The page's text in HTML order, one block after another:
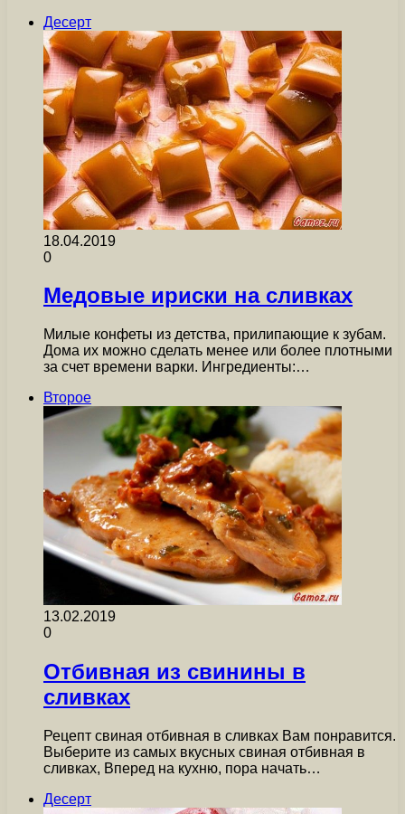
Десерт
18.04.2019
0
Медовые ириски на сливках
Милые конфеты из детства, прилипающие к зубам.
Дома их можно сделать менее или более плотными
за счет времени варки. Ингредиенты:…
Второе
13.02.2019
0
Отбивная из свинины в
сливках
Рецепт свиная отбивная в сливках Вам понравится.
Выберите из самых вкусных свиная отбивная в
сливках, Вперед на кухню, пора начать…
Десерт